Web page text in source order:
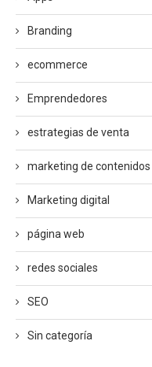
Branding
ecommerce
Emprendedores
estrategias de venta
marketing de contenidos
Marketing digital
página web
redes sociales
SEO
Sin categoría